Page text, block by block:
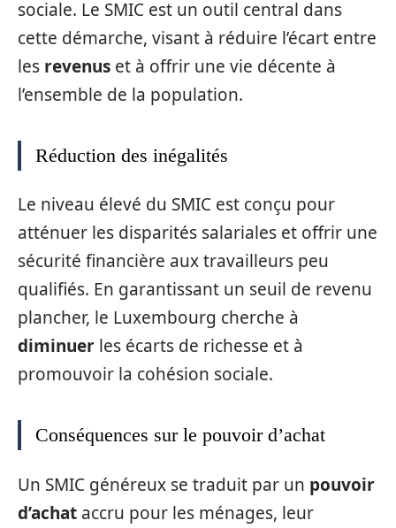
sociale. Le SMIC est un outil central dans
cette démarche, visant à réduire l’écart entre
les revenus et à offrir une vie décente à
l’ensemble de la population.
Réduction des inégalités
Le niveau élevé du SMIC est conçu pour
atténuer les disparités salariales et offrir une
sécurité financière aux travailleurs peu
qualifiés. En garantissant un seuil de revenu
plancher, le Luxembourg cherche à
diminuer les écarts de richesse et à
promouvoir la cohésion sociale.
Conséquences sur le pouvoir d’achat
Un SMIC généreux se traduit par un pouvoir
d’achat accru pour les ménages, leur